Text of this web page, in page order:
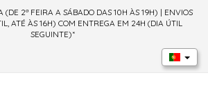
(DE 2ª FEIRA A SÁBADO DAS 10H ÀS 19H) | ENVIOS
ATÉ ÀS 16H) COM ENTREGA EM 24H (DIA ÚTIL
SEGUINTE)*